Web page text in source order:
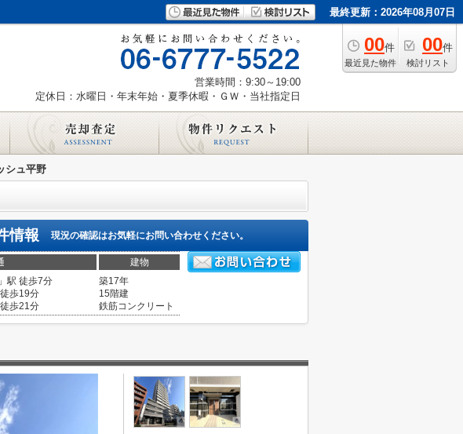
最終更新：2026年08月07日
00件
最近見た物件
00件
検討リスト
営業時間：9:30～19:00
定休日：水曜日・年末年始・夏季休暇・ＧＷ・当社指定日
シュ平野
情報 現況の確認はお気軽にお問い合わせください。
建物
」駅 徒歩7分
徒歩19分
徒歩21分
築17年
15階建
鉄筋コンクリート